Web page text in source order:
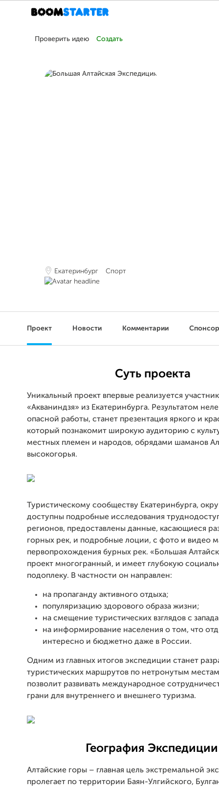
Проверить идею Создать
Екатеринбург Спорт
Проект Новости Комментарии
Суть проекта
Уникальный проект впервые реализуется
«Акваниндзя» из Екатеринбурга. Результатом
опасной работы, станет презентация яркого и
который познакомит широкую аудиторию с
местных племен и народов, обрядами шаманов
высокогорья.
Туристическому сообществу Екатеринбурга,
доступны подробные исследования
регионов, предоставлены данные, касающиеся
горных рек, и подробные лоции, с фото и видео
первопрохождения бурных рек. «Большая
проект многогранный, и имеет глубокую
подоплеку. В частности он направлен:
на пропаганду активного отдыха;
популяризацию здорового образа жизни;
на смещение туристических взглядов с
на информирование населения о том, что
интересно и бюджетно даже в России.
Одним из главных итогов экспедиции станет
туристических маршрутов по нетронутым
позволит развивать международное
грани для внутреннего и внешнего туризма.
География Экспедиции
Алтайские горы – главная цель экстремальной
пролегает по территории Баян-Улгийского,